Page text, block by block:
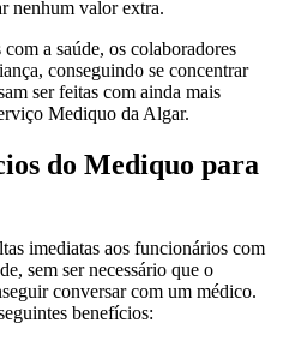
nenhum valor extra.
a saúde, os colaboradores
conseguindo se concentrar
ser feitas com ainda mais
Mediquo da Algar.
do Mediquo para
imediatas aos funcionários com
sem ser necessário que o
conversar com um médico.
benefícios: